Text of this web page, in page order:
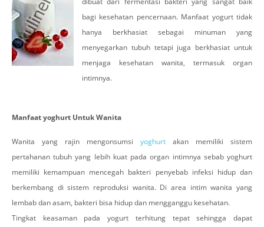
bagi kesehatan pencernaan. Manfaat yogurt tidak
hanya berkhasiat sebagai minuman yang
menyegarkan tubuh tetapi juga berkhasiat untuk
menjaga kesehatan wanita, termasuk organ
intimnya.
Manfaat yoghurt Untuk Wanita
Wanita yang rajin mengonsumsi yoghurt akan memiliki sistem
pertahanan tubuh yang lebih kuat pada organ intimnya sebab yoghurt
memiliki kemampuan mencegah bakteri penyebab infeksi hidup dan
berkembang di sistem reproduksi wanita. Di area intim wanita yang
lembab dan asam, bakteri bisa hidup dan mengganggu kesehatan.
Tingkat keasaman pada yogurt terhitung tepat sehingga dapat